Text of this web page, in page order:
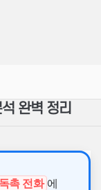
완벽 정리
촉 전화 에